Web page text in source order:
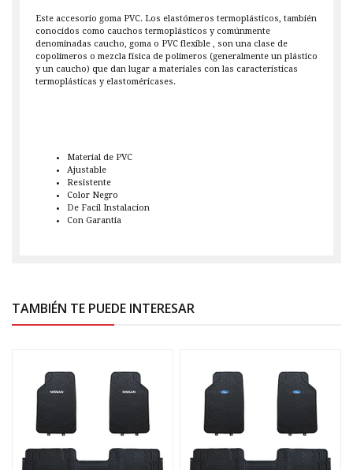
Este accesorio goma PVC. Los elastómeros termoplásticos, también
conocidos como cauchos termoplásticos y comúnmente
denominadas caucho, goma o PVC flexible , son una clase de
copolimeros o mezcla física de polímeros (generalmente un plástico
y un caucho) que dan lugar a materiales con las características
termoplásticas y elastoméricases.
Material de PVC
Ajustable
Resistente
Color Negro
De Facil Instalacion
Con Garantia
TAMBIÉN TE PUEDE INTERESAR